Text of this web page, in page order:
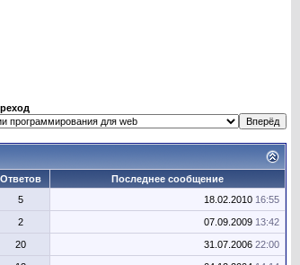
Ответов
Последнее сообщение
5 18.02.2010 16:55
2 07.09.2009 13:42
20 31.07.2006 22:00